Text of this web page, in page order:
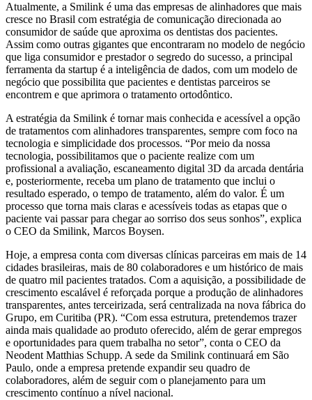
Atualmente, a Smilink é uma das empresas de alinhadores que mais
cresce no Brasil com estratégia de comunicação direcionada ao
consumidor de saúde que aproxima os dentistas dos pacientes.
Assim como outras gigantes que encontraram no modelo de negócio
que liga consumidor e prestador o segredo do sucesso, a principal
ferramenta da startup é a inteligência de dados, com um modelo de
negócio que possibilita que pacientes e dentistas parceiros se
encontrem e que aprimora o tratamento ortodôntico.
A estratégia da Smilink é tornar mais conhecida e acessível a opção
de tratamentos com alinhadores transparentes, sempre com foco na
tecnologia e simplicidade dos processos. “Por meio da nossa
tecnologia, possibilitamos que o paciente realize com um
profissional a avaliação, escaneamento digital 3D da arcada dentária
e, posteriormente, receba um plano de tratamento que inclui o
resultado esperado, o tempo de tratamento, além do valor. É um
processo que torna mais claras e acessíveis todas as etapas que o
paciente vai passar para chegar ao sorriso dos seus sonhos”, explica
o CEO da Smilink, Marcos Boysen.
Hoje, a empresa conta com diversas clínicas parceiras em mais de 14
cidades brasileiras, mais de 80 colaboradores e um histórico de mais
de quatro mil pacientes tratados. Com a aquisição, a possibilidade de
crescimento escalável é reforçada porque a produção de alinhadores
transparentes, antes terceirizada, será centralizada na nova fábrica do
Grupo, em Curitiba (PR). “Com essa estrutura, pretendemos trazer
ainda mais qualidade ao produto oferecido, além de gerar empregos
e oportunidades para quem trabalha no setor”, conta o CEO da
Neodent Matthias Schupp. A sede da Smilink continuará em São
Paulo, onde a empresa pretende expandir seu quadro de
colaboradores, além de seguir com o planejamento para um
crescimento contínuo a nível nacional.